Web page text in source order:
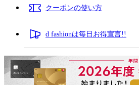
クーポンの使い方
d fashionは毎日お得宣言!!